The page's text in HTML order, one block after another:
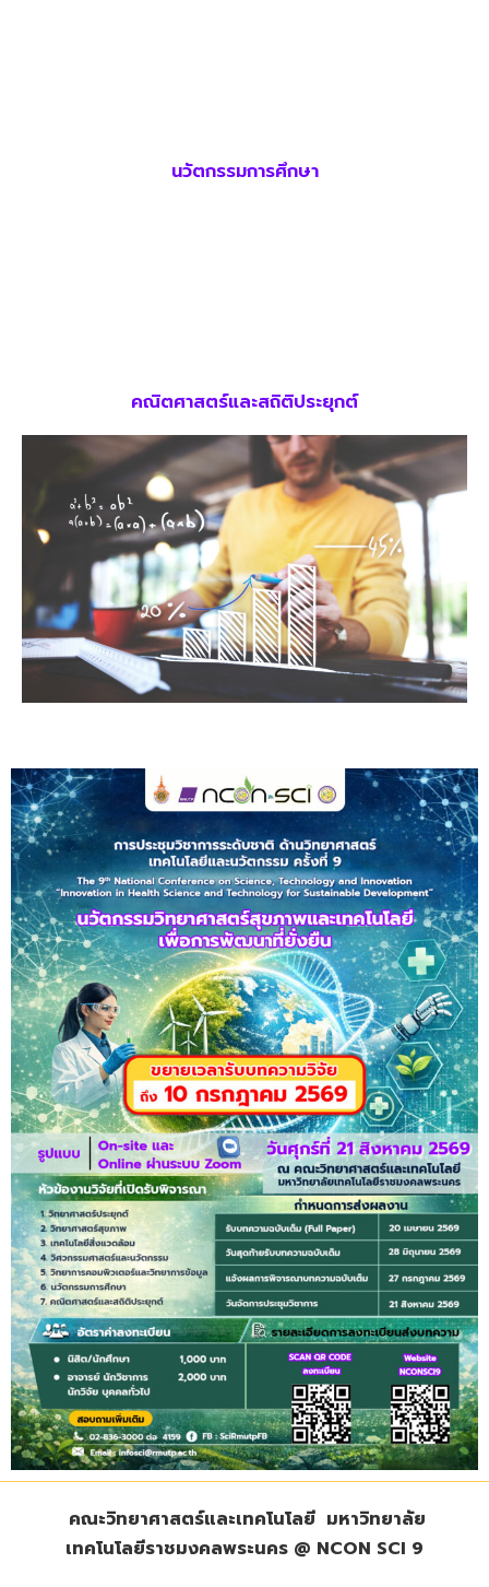
นวัตกรรมการศึกษา
คณิตศาสตร์และสถิติประยุกต์
คณะวิทยาศาสตร์และเทคโนโลยี มหาวิทยาลัย
เทคโนโลยีราชมงคลพระนคร @ NCON SCI 9